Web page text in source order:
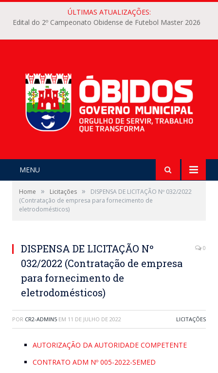
ÚLTIMAS ATUALIZAÇÕES:
Edital do 2º Campeonato Obidense de Futebol Master 2026
MENU
Home » Licitações »
DISPENSA DE LICITAÇÃO Nº 032/2022
(Contratação de empresa para fornecimento de
eletrodomésticos)
DISPENSA DE LICITAÇÃO Nº
032/2022 (Contratação de empresa
para fornecimento de
eletrodomésticos)
0
POR CR2-ADMIN5 EM 11 DE JULHO DE 2022 LICITAÇÕES
AUTORIZAÇÃO DA AUTORIDADE COMPETENTE
CONTRATO ADM Nº 005-2022-SEMED